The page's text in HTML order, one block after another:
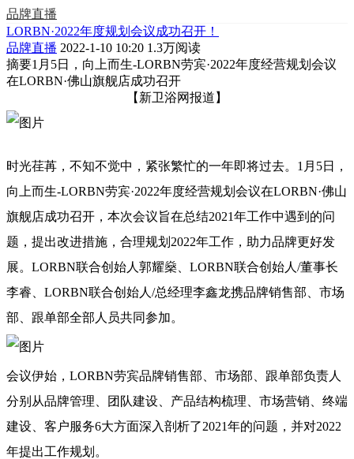
品牌直播
LORBN·2022年度规划会议成功召开！
品牌直播 2022-1-10 10:20 1.3万阅读
摘要1月5日，向上而生-LORBN劳宾·2022年度经营规划会议
在LORBN·佛山旗舰店成功召开
【新卫浴网报道】
时光荏苒，不知不觉中，紧张繁忙的一年即将过去。1月5日，
向上而生-LORBN劳宾·2022年度经营规划会议在LORBN·佛山
旗舰店成功召开，本次会议旨在总结2021年工作中遇到的问
题，提出改进措施，合理规划2022年工作，助力品牌更好发
展。LORBN联合创始人郭耀燊、LORBN联合创始人/董事长
李睿、LORBN联合创始人/总经理李鑫龙携品牌销售部、市场
部、跟单部全部人员共同参加。
会议伊始，LORBN劳宾品牌销售部、市场部、跟单部负责人
分别从品牌管理、团队建设、产品结构梳理、市场营销、终端
建设、客户服务6大方面深入剖析了2021年的问题，并对2022
年提出工作规划。